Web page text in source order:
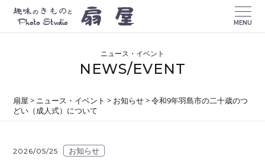
MENU
ニュース・イベント
NEWS/EVENT
扇屋 > ニュース・イベント > お知らせ>令和9年羽島市の二十歳のつ
どい（成人式）について
2026/05/25 お知らせ